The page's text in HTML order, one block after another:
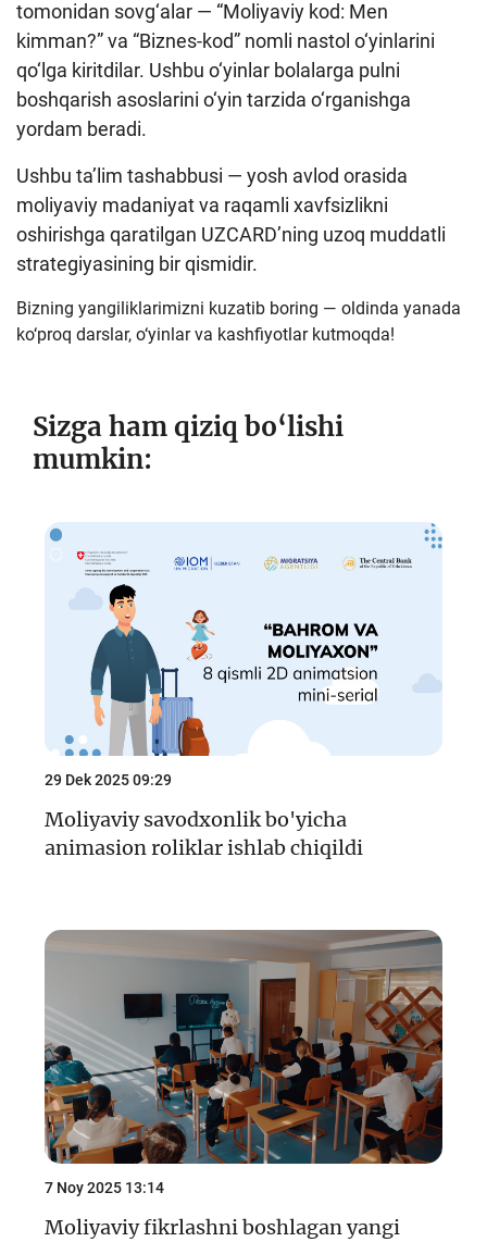
tomonidan sovg‘alar — “Moliyaviy kod: Men
kimman?” va “Biznes-kod” nomli nastol o‘yinlarini
qo‘lga kiritdilar. Ushbu o‘yinlar bolalarga pulni
boshqarish asoslarini o‘yin tarzida o‘rganishga
yordam beradi.
Ushbu ta’lim tashabbusi — yosh avlod orasida
moliyaviy madaniyat va raqamli xavfsizlikni
oshirishga qaratilgan UZCARD’ning uzoq muddatli
strategiyasining bir qismidir.
Bizning yangiliklarimizni kuzatib boring — oldinda yanada
ko‘proq darslar, o‘yinlar va kashfiyotlar kutmoqda!
Sizga ham qiziq bo‘lishi
mumkin:
29 Dek 2025 09:29
Moliyaviy savodxonlik bo'yicha
animasion roliklar ishlab chiqildi
7 Noy 2025 13:14
Moliyaviy fikrlashni boshlagan yangi